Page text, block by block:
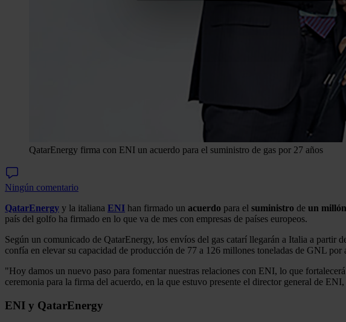
Las cookies de este sitio web se usan para
y analizar el tráfico. Además, compartimos
redes sociales, publicidad y análisis web,
que hayan recopilado a partir del uso que
QatarEnergy firma con ENI un acuerdo para el suministro de gas por 27 años
Ningún comentario
QatarEnergy y la italiana ENI han firmado un acuerdo para el suministro de un
país del golfo ha firmado en lo que va de mes con empresas de países europeos.
Según un comunicado de QatarEnergy, los envíos del gas catarí llegarán a Italia a partir
confía en elevar su capacidad de producción de 77 a 126 millones toneladas de GNL por
"Hoy damos un nuevo paso para fomentar nuestras relaciones con ENI, lo que
ceremonia para la firma del acuerdo, en la que estuvo presente el director general de ENI,
ENI y QatarEnergy